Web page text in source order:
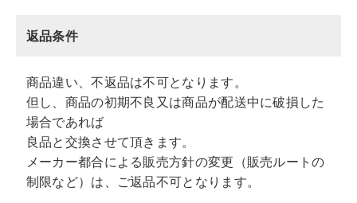
返品条件
商品違い、不返品は不可となります。
但し、商品の初期不良又は商品が配送中に破損した
場合であれば
良品と交換させて頂きます。
メーカー都合による販売方針の変更（販売ルートの
制限など）は、ご返品不可となります。